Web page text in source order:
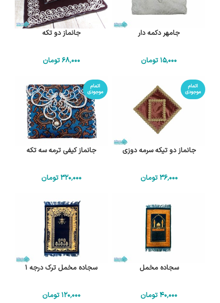
جامهر دکمه دار
15٬000تومان
جانماز دو تکه
68٬000 تومان
اتمام
موجودی
جانماز دو تیکه سرمه دوزی
36٬000 تومان
اتمام
موجودی
جانماز کیفی ترمه سه تکه
320٬000 تومان
سجاده مخمل
40٬000تومان
سجاده مخمل ترک درجه 1
120٬000 تومان